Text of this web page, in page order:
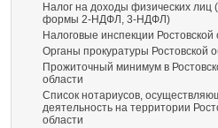
Налог на доходы физических лиц
формы 2-НДФЛ, 3-НДФЛ)
Налоговые инспекции Ростовской
Органы прокуратуры Ростовской
Прожиточный минимум в
области
Список нотариусов,
деятельность на территории
области